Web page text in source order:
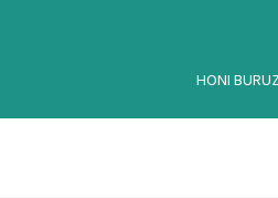
HONI BURUZ